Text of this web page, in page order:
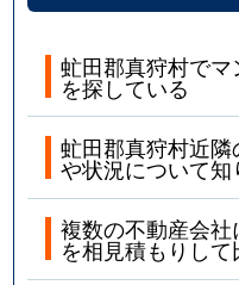
虻田郡真狩村で
を探している
虻田郡真狩村近
や状況について知
複数の不動産会
を相見積もりし